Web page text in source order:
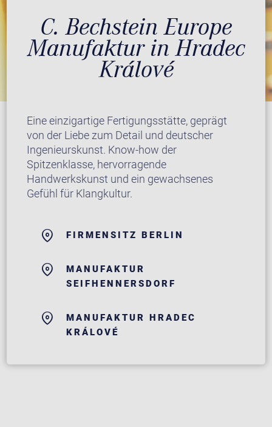
C. Bechstein Europe
Manufaktur in Hradec
Králové
Eine einzigartige Fertigungsstätte, geprägt
von der Liebe zum Detail und deutscher
Ingenieurskunst. Know-how der
Spitzenklasse, hervorragende
Handwerkskunst und ein gewachsenes
Gefühl für Klangkultur.
FIRMENSITZ BERLIN
MANUFAKTUR
SEIFHENNERSDORF
MANUFAKTUR HRADEC
KRÁLOVÉ